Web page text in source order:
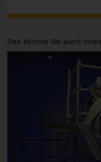
Das könnte Sie auch